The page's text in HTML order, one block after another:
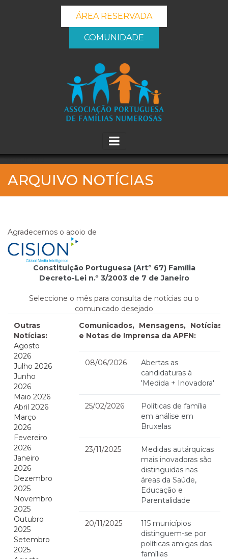
ÁREA RESERVADA
COMUNIDADE
_banner_me_
ARQUIVO NOTÍCIAS
Agradecemos o apoio de
Constituição Portuguesa (Artº 67) Família
Decreto-Lei n.º 3/2003 de 7 de Janeiro
Seleccione o mês para consulta de notícias ou o
comunicado desejado
Outras
Notícias:
Agosto
2026
Julho 2026
Junho
2026
Maio 2026
Abril 2026
Março
2026
Fevereiro
2026
Janeiro
2026
Dezembro
2025
Novembro
2025
Outubro
2025
Setembro
2025
Comunicados, Mensagens, Notícias
e Notas de Imprensa da APFN:
08/06/2026
Abertas as
candidaturas à
'Medida + Inovadora'
25/02/2026
Políticas de família
em análise em
Bruxelas
23/11/2025
Medidas autárquicas
mais inovadoras são
distinguidas nas
áreas da Saúde,
Educação e
Parentalidade
20/11/2025
115 municípios
distinguem-se por
políticas amigas das
famílias